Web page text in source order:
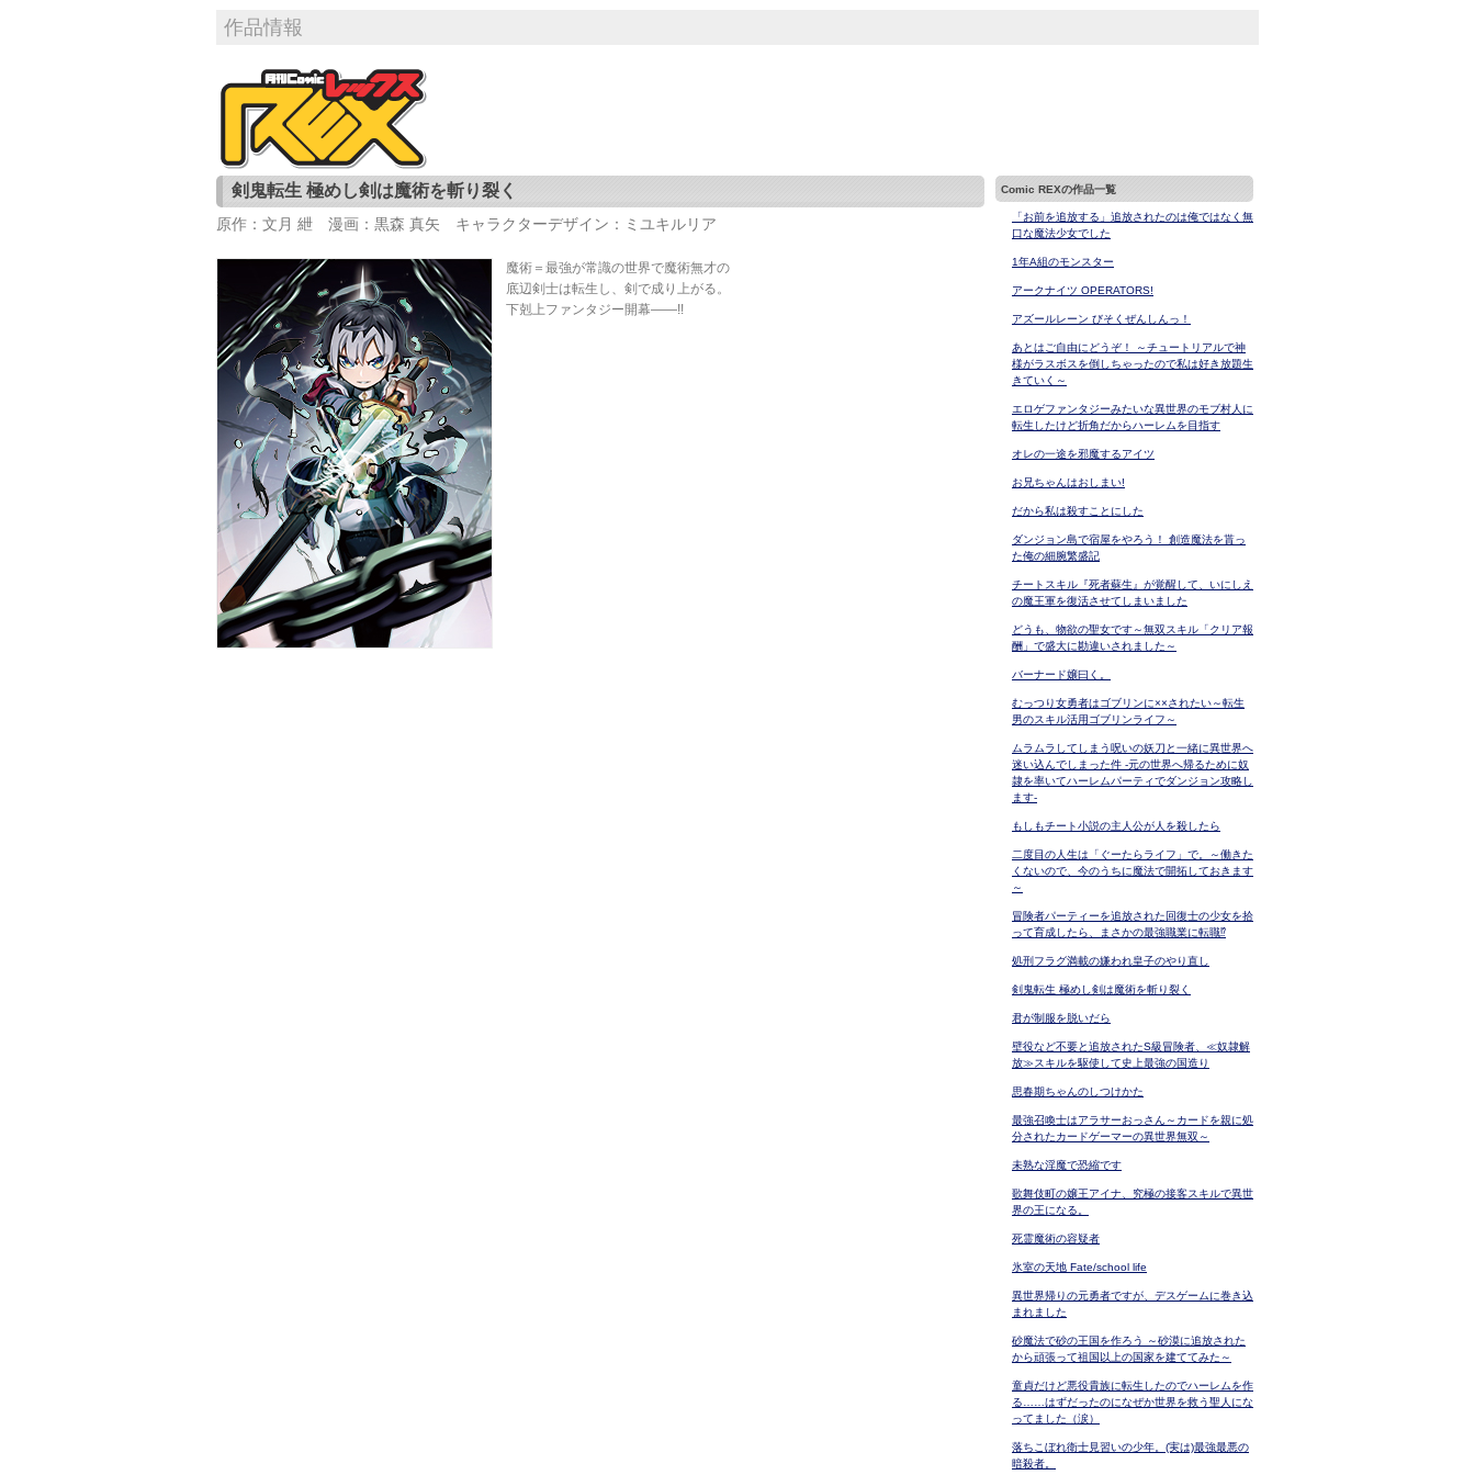
作品情報
剣鬼転生 極めし剣は魔術を斬り裂く
原作：文月 紲 漫画：黒森 真矢 キャラクターデザイン：ミユキルリア
魔術＝最強が常識の世界で魔術無才の
底辺剣士は転生し、剣で成り上がる。
下剋上ファンタジー開幕――!!
Comic REXの作品一覧
「お前を追放する」追放されたのは俺ではなく無
口な魔法少女でした
1年A組のモンスター
アークナイツ OPERATORS!
アズールレーン びそくぜんしんっ！
あとはご自由にどうぞ！ ～チュートリアルで神
様がラスボスを倒しちゃったので私は好き放題生
きていく～
エロゲファンタジーみたいな異世界のモブ村人に
転生したけど折角だからハーレムを目指す
オレの一途を邪魔するアイツ
お兄ちゃんはおしまい!
だから私は殺すことにした
ダンジョン島で宿屋をやろう！ 創造魔法を貰っ
た俺の細腕繁盛記
チートスキル『死者蘇生』が覚醒して、いにしえ
の魔王軍を復活させてしまいました
どうも、物欲の聖女です～無双スキル「クリア報
酬」で盛大に勘違いされました～
バーナード嬢曰く。
むっつり女勇者はゴブリンに××されたい～転生
男のスキル活用ゴブリンライフ～
ムラムラしてしまう呪いの妖刀と一緒に異世界へ
迷い込んでしまった件 -元の世界へ帰るために奴
隷を率いてハーレムパーティでダンジョン攻略し
ます-
もしもチート小説の主人公が人を殺したら
二度目の人生は「ぐーたらライフ」で。～働きた
くないので、今のうちに魔法で開拓しておきます
～
冒険者パーティーを追放された回復士の少女を拾
って育成したら、まさかの最強職業に転職⁉
処刑フラグ満載の嫌われ皇子のやり直し
剣鬼転生 極めし剣は魔術を斬り裂く
君が制服を脱いだら
壁役など不要と追放されたS級冒険者、≪奴隷解
放≫スキルを駆使して史上最強の国造り
思春期ちゃんのしつけかた
最強召喚士はアラサーおっさん～カードを親に処
分されたカードゲーマーの異世界無双～
未熟な淫魔で恐縮です
歌舞伎町の嬢王アイナ、究極の接客スキルで異世
界の王になる。
死霊魔術の容疑者
氷室の天地 Fate/school life
異世界帰りの元勇者ですが、デスゲームに巻き込
まれました
砂魔法で砂の王国を作ろう ～砂漠に追放された
から頑張って祖国以上の国家を建ててみた～
童貞だけど悪役貴族に転生したのでハーレムを作
る……はずだったのになぜか世界を救う聖人にな
ってました（涙）
落ちこぼれ衛士見習いの少年。(実は)最強最悪の
暗殺者。